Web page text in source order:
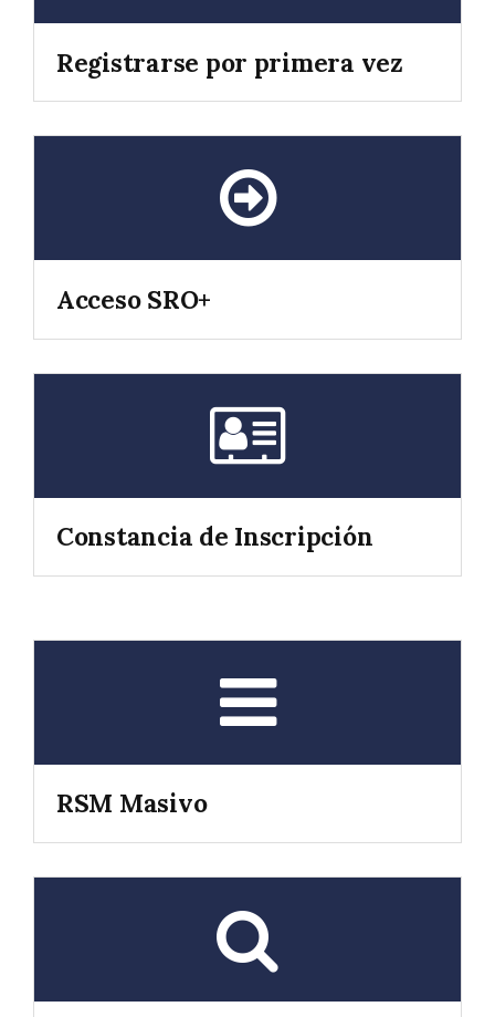
Registrarse por primera vez
Acceso SRO+
Constancia de Inscripción
RSM Masivo